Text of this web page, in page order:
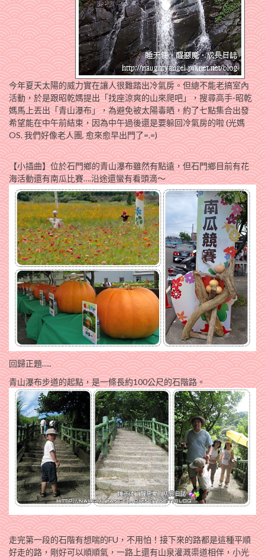
今年夏天太陽的威力實在讓人很難踏出冷氣房。但總不能老搞室內
活動，於是跟昭乾媽提出「找座涼爽的山來爬吧」，搜尋高手-昭乾
媽馬上丟出「青山瀑布」，為避免被太陽毒晒，約了七點集合出發
希望能在中午前結束，因為中午過後還是要躲回冷氣房的啦(光媽
OS. 我們好像老人團, 愈來愈早出門了=.=)
【小插曲】位於石門鄉的青山瀑布雖然有點遠，但石門鄉目前有花
海活動還有南瓜比賽….沿途還蠻有看頭滴～
回歸正題…..
青山瀑布步道的起點，是一條長約100公尺的石階路。
走完第一段的石階有想喘的FU，不用怕！接下來的路都是這種平順
好走的路，剛好可以順順氣，一路上還有山泉灌溉渠道相伴，小光